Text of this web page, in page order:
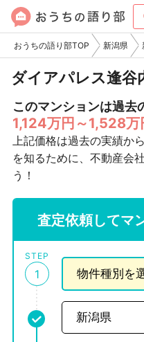
おうちの語り部TOP 新潟県
ダイアパレス逢谷
このマンションは過去
1,124万円～1,528万
上記価格は過去の実績か
を知るために、不動産会
う！
査定依頼してマ
STEP
1